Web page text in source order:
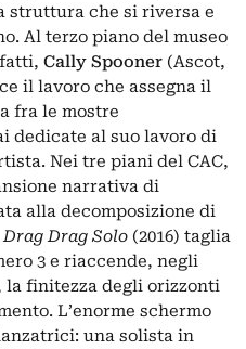
struttura che si riversa e
Al terzo piano del museo
Cally Spooner (Ascot,
il lavoro che assegna il
fra le mostre
dedicate al suo lavoro di
Nei tre piani del CAC,
narrativa di
alla decomposizione di
Drag Drag Solo (2016) taglia
3 e riaccende, negli
finitezza degli orizzonti
L’enorme schermo
una solista in